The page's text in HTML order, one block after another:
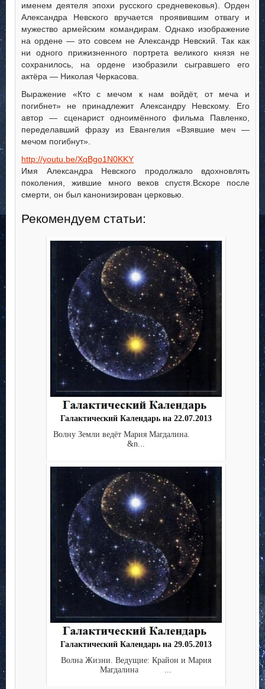
именем деятеля эпохи русского средневековья). Орден
Александра Невского вручается проявившим отвагу и
мужество армейским командирам. Однако изображение
на ордене — это совсем не Александр Невский. Так как
ни одного прижизненного портрета великого князя не
сохранилось, на ордене изобразили сыгравшего его
актёра — Николая Черкасова.
Выражение «Кто с мечом к нам войдёт, от меча и
погибнет» не принадлежит Александру Невскому. Его
автор — сценарист одноимённого фильма Павленко,
переделавший фразу из Евангелия «Взявшие меч —
мечом погибнут».
http://youtu.be/XqBgo1N0KKY
Имя Александра Невского продолжало вдохновлять
поколения, жившие много веков спустя.Вскоре после
смерти, он был канонизирован церковью.
Рекомендуем статьи:
Галактический Календарь на 22.07.2013
Волну Земли ведёт Мария Магдалина.
&n...
Галактический Календарь на 29.05.2013
Волна Жизни. Ведущие: Крайон и Мария
Магдалина ...